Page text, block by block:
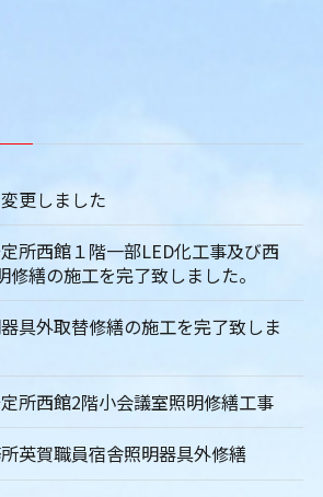
更しました
所西館１階一部LED化工事及び西
繕の施工を完了致しました。
具外取替修繕の施工を完了致しま
所西館2階小会議室照明修繕工事
英賀職員宿舎照明器具外修繕